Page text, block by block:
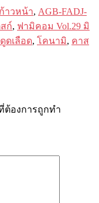
าวหน้า, AGB-FADJ-
ก์, ฟามิคอม Vol.29 มิ
ดเลือด, โคนามิ, คาส
ต้องการถูกทำ